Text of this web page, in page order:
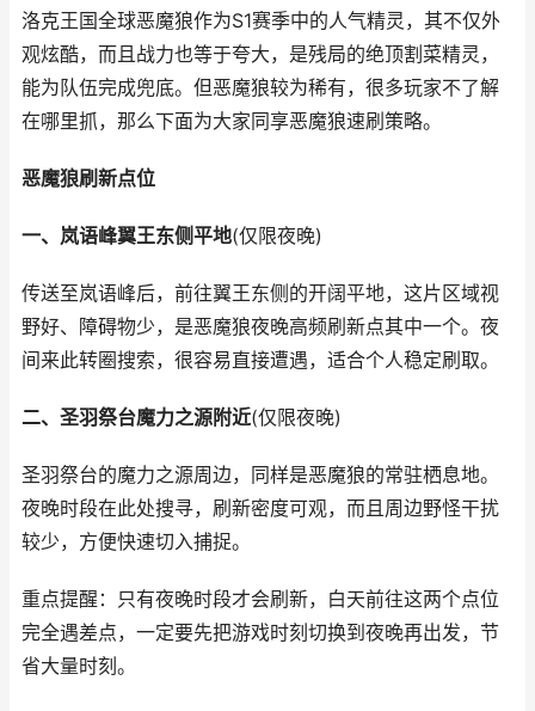
洛克王国全球恶魔狼作为S1赛季中的人气精灵，其不仅外
观炫酷，而且战力也等于夸大，是残局的绝顶割菜精灵，
能为队伍完成兜底。但恶魔狼较为稀有，很多玩家不了解
在哪里抓，那么下面为大家同享恶魔狼速刷策略。
恶魔狼刷新点位
一、岚语峰翼王东侧平地(仅限夜晚)
传送至岚语峰后，前往翼王东侧的开阔平地，这片区域视
野好、障碍物少，是恶魔狼夜晚高频刷新点其中一个。夜
间来此转圈搜索，很容易直接遭遇，适合个人稳定刷取。
二、圣羽祭台魔力之源附近(仅限夜晚)
圣羽祭台的魔力之源周边，同样是恶魔狼的常驻栖息地。
夜晚时段在此处搜寻，刷新密度可观，而且周边野怪干扰
较少，方便快速切入捕捉。
重点提醒：只有夜晚时段才会刷新，白天前往这两个点位
完全遇差点，一定要先把游戏时刻切换到夜晚再出发，节
省大量时刻。